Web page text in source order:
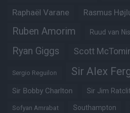
Raphaël Varane Rasmus
Ruben Amorim Ruud van
Ryan Giggs Scott
Sergio Reguilon Sir Alex
Sir Bobby Charlton Sir Jim
Sofyan Amrabat Southampton